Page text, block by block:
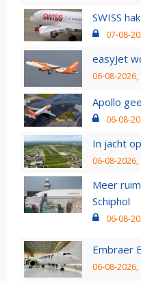
SWISS
07-08-
easyJet
06-08-2026,
Apollo
06-08-
In jacht
06-08-2026,
Meer
Schiphol
06-08-
Embraer
06-08-2026,